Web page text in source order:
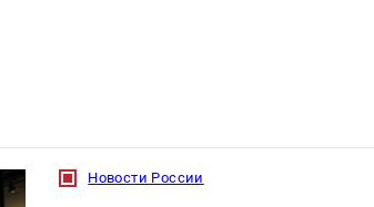
Новости России